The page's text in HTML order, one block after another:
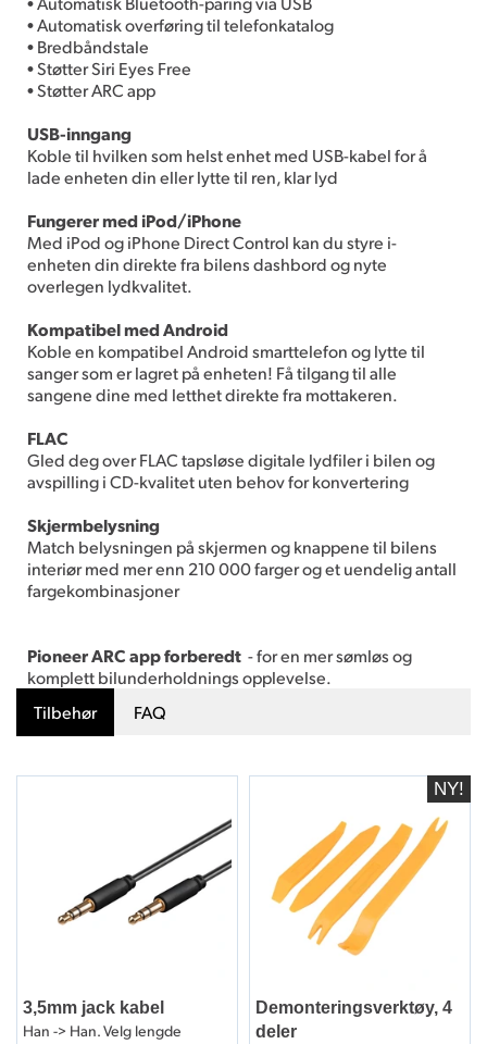
• Automatisk overføring til telefonkatalog
• Bredbåndstale
• Støtter Siri Eyes Free
• Støtter ARC app
USB-inngang
Koble til hvilken som helst enhet med USB-kabel for å
lade enheten din eller lytte til ren, klar lyd
Fungerer med iPod/iPhone
Med iPod og iPhone Direct Control kan du styre i-
enheten din direkte fra bilens dashbord og nyte
overlegen lydkvalitet.
Kompatibel med Android
Koble en kompatibel Android smarttelefon og lytte til
sanger som er lagret på enheten! Få tilgang til alle
sangene dine med letthet direkte fra mottakeren.
FLAC
Gled deg over FLAC tapsløse digitale lydfiler i bilen og
avspilling i CD-kvalitet uten behov for konvertering
Skjermbelysning
Match belysningen på skjermen og knappene til bilens
interiør med mer enn 210 000 farger og et uendelig antall
fargekombinasjoner
Pioneer ARC app forberedt - for en mer sømløs og
komplett bilunderholdnings opplevelse.
Tilbehør
FAQ
3,5mm jack kabel
Han -> Han. Velg lengde
Demonteringsverktøy, 4
deler